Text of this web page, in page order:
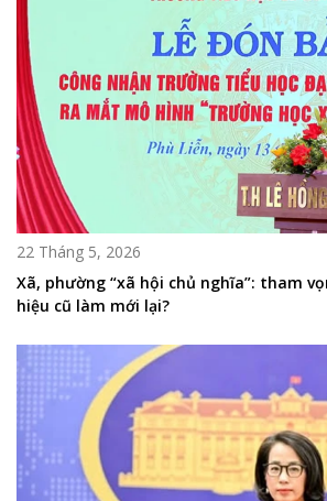
22 Tháng 5, 2026
Xã, phường “xã hội chủ nghĩa”: tham
hiệu cũ làm mới lại?